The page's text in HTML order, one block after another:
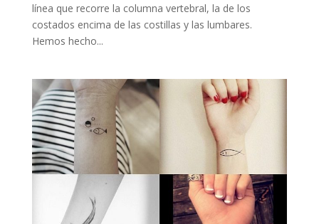
línea que recorre la columna vertebral, la de los
costados encima de las costillas y las lumbares.
Hemos hecho...